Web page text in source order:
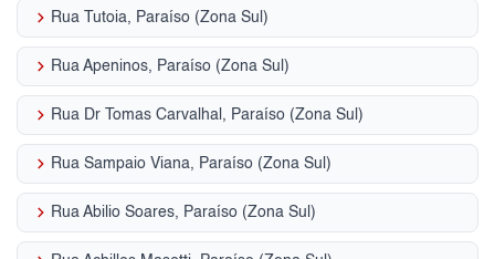
keyboard_arrow_right Rua Tutoia, Paraíso (Zona Sul)
keyboard_arrow_right Rua Apeninos, Paraíso (Zona Sul)
keyboard_arrow_right Rua Dr Tomas Carvalhal, Paraíso (Zona Sul)
keyboard_arrow_right Rua Sampaio Viana, Paraíso (Zona Sul)
keyboard_arrow_right Rua Abilio Soares, Paraíso (Zona Sul)